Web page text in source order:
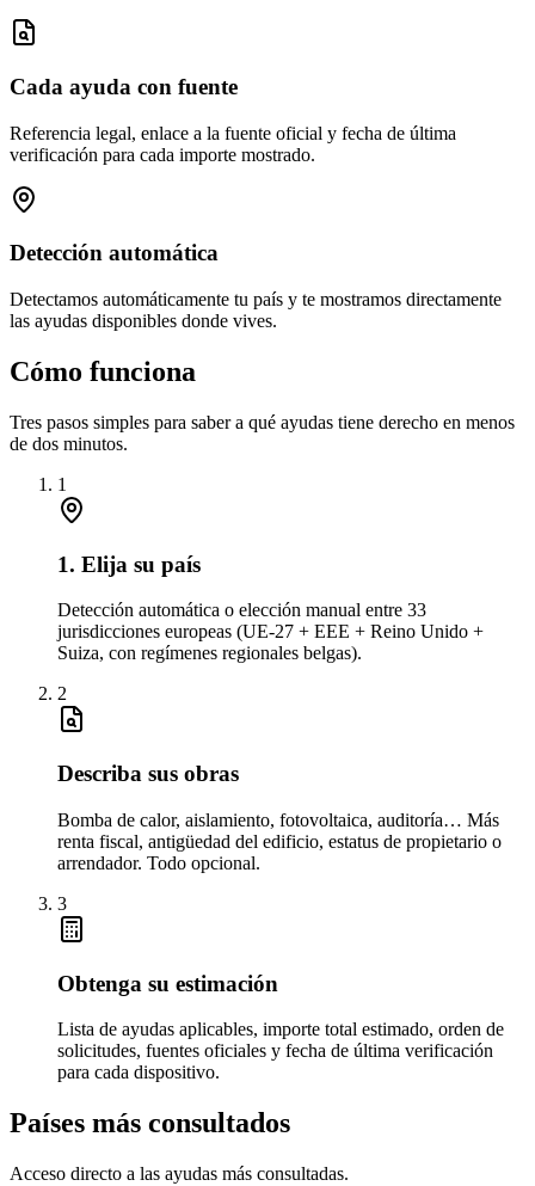
Cada ayuda con fuente
Referencia legal, enlace a la fuente oficial y fecha de última
verificación para cada importe mostrado.
Detección automática
Detectamos automáticamente tu país y te mostramos directamente
las ayudas disponibles donde vives.
Cómo funciona
Tres pasos simples para saber a qué ayudas tiene derecho en menos
de dos minutos.
1
1. Elija su país
Detección automática o elección manual entre 33
jurisdicciones europeas (UE-27 + EEE + Reino Unido +
Suiza, con regímenes regionales belgas).
2
Describa sus obras
Bomba de calor, aislamiento, fotovoltaica, auditoría… Más
renta fiscal, antigüedad del edificio, estatus de propietario o
arrendador. Todo opcional.
3
Obtenga su estimación
Lista de ayudas aplicables, importe total estimado, orden de
solicitudes, fuentes oficiales y fecha de última verificación
para cada dispositivo.
Países más consultados
Acceso directo a las ayudas más consultadas.